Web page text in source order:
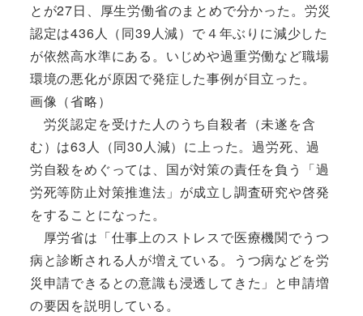
とが27日、厚生労働省のまとめで分かった。労災
認定は436人（同39人減）で４年ぶりに減少した
が依然高水準にある。いじめや過重労働など職場
環境の悪化が原因で発症した事例が目立った。
画像（省略）
労災認定を受けた人のうち自殺者（未遂を含
む）は63人（同30人減）に上った。過労死、過
労自殺をめぐっては、国が対策の責任を負う「過
労死等防止対策推進法」が成立し調査研究や啓発
をすることになった。
厚労省は「仕事上のストレスで医療機関でうつ
病と診断される人が増えている。うつ病などを労
災申請できるとの意識も浸透してきた」と申請増
の要因を説明している。